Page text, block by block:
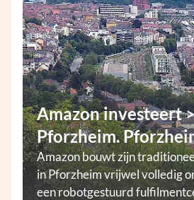
Amazon investeert
Pforzheim.
Amazon bouwt zijn
in Pforzheim vrijwel volledig
een robotgestuurd